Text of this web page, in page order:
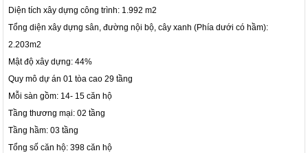
Diện tích xây dựng công trình: 1.992 m2
Tổng diện xây dựng sân, đường nội bộ, cây xanh (Phía dưới có hầm):
2.203m2
Mật độ xây dựng: 44%
Quy mô dự án 01 tòa cao 29 tầng
Mỗi sàn gồm: 14- 15 căn hộ
Tầng thương mại: 02 tầng
Tầng hầm: 03 tầng
Tổng số căn hộ: 398 căn hộ